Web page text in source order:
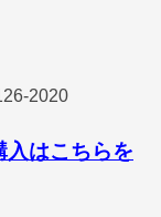
2020
入はこちらを